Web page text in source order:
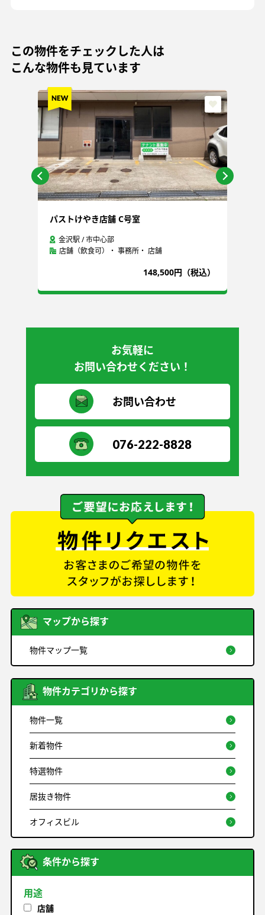
この物件をチェックした人は
こんな物件も見ています
パストけやき店舗 C号室
金沢駅 / 市中心部
店舗（飲食可）・ 事務所・ 店舗
148,500円（税込）
お気軽に
お問い合わせください！
お問い合わせ
076-222-8828
マップから探す
物件マップ一覧
物件カテゴリから探す
物件一覧
新着物件
特選物件
居抜き物件
オフィスビル
条件から探す
用途
店舗